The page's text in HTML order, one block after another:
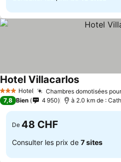
3 ÉtoilesHotel Chambres domotisées
Hotel Villacarlos
7,8 Bien 4 950 à 2.0 km de :
De 48 CHF
Consulter les prix de 7 sites